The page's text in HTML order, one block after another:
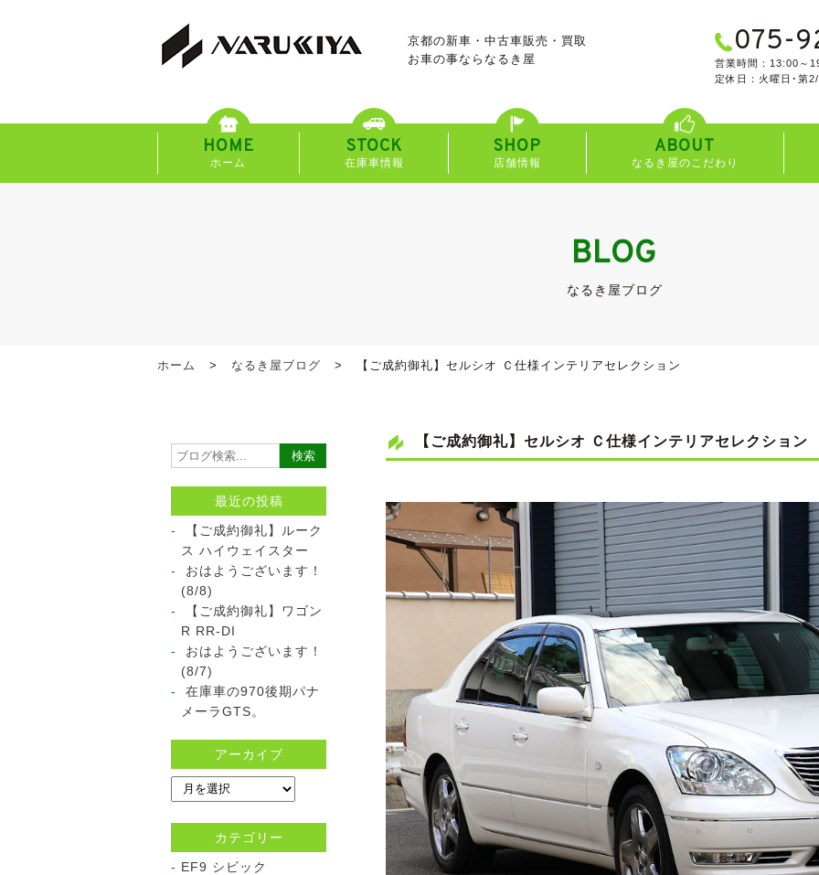
京都の新車・中古車販売・買取
お車の事なら なるき屋
075-
営業時間：13:00～
定休日：火曜日･第
HOME
ホーム
STOCK
在庫車情報
SHOP
店舗情報
ABOUT
なるき屋のこだわり
BLOG
なるき屋ブログ
ホーム なるき屋ブログ 【ご成約御礼】セルシオ Ｃ仕様インテリアセレクション
【ご成約御礼】セルシオ Ｃ仕様インテリアセレクション
最近の投稿
【ご成約御礼】ルーク
ス ハイウェイスター
おはようございます！
(8/8)
【ご成約御礼】ワゴン
R RR-DI
おはようございます！
(8/7)
在庫車の970後期パナ
メーラGTS。
アーカイブ
カテゴリー
EF9 シビック